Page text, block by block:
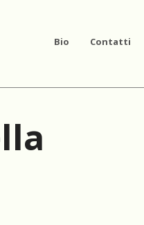
Bio Contatti